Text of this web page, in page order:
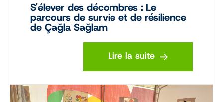
S'élever des décombres : Le
parcours de survie et de résilience
de Çağla Sağlam
Lire la suite